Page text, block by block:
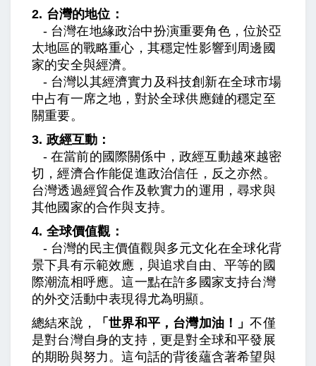
2. 台灣的地位：
- 台灣在地緣政治中扮演重要角色，位於亞
太地區的戰略重心，其穩定性影響到周邊國
家的安全與經濟。
- 台灣以其經濟實力及科技創新在全球市場
中占有一席之地，對於全球供應鏈的穩定至
關重要。
3. 政經互動：
- 在當前的國際關係中，政經互動越來越密
切，經濟合作能促進政治信任，反之亦然。
台灣透過經貿合作及軟實力的運用，尋求與
其他國家的合作與支持。
4. 全球價值觀：
- 台灣的民主價值觀與多元文化在全球化背
景下具有示範效應，與追求自由、平等的國
際潮流相呼應。這一點在許多國家支持台灣
的外交活動中表現得尤為明顯。
總結來說，
「世界和平，台灣加油！」不僅
是對台灣自身的支持，更是對全球和平發展
的期盼與努力。這句話的背後蘊含著希望與